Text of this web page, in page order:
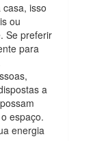
isso
ou
Se preferir
para
a
espaço.
energia